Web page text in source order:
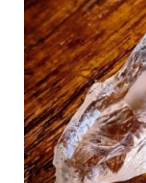
AGGIUNGI AL